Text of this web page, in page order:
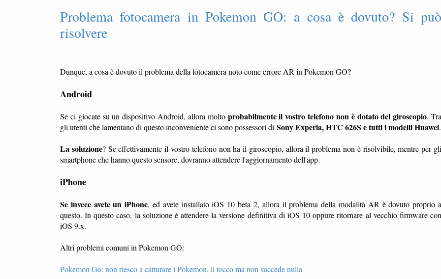
Problema fotocamera in Pokemon GO: a cosa è dovuto? Si può
risolvere
Dunque, a cosa è dovuto il problema della fotocamera noto come errore AR in Pokemon GO?
Android
Se ci giocate su un dispositivo Android, allora molto probabilmente il vostro telefono non è dotato del giroscopio.
gli utenti che lamentano di questo inconveniente ci sono possessori di Sony Experia, HTC 626S e tutti i modelli Huawei.
La soluzione? Se effettivamente il vostro telefono non ha il giroscopio, allora il problema non è risolvibile, mentre per
smartphone che hanno questo sensore, dovranno attendere l'aggiornamento dell'app.
iPhone
Se invece avete un iPhone, ed avete installato iOS 10 beta 2, allora il problema della modalità AR è dovuto proprio
questo. In questo caso, la soluzione è attendere la versione definitiva di iOS 10 oppure ritornare al vecchio firmware con
iOS 9.x.
Altri problemi comuni in Pokemon GO:
Pokemon Go: non riesco a catturare i Pokemon, li tocco ma non succede nulla